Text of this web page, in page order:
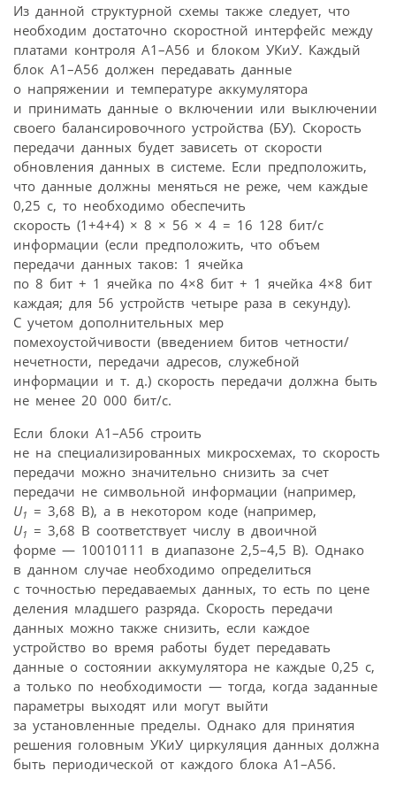
Из данной структурной схемы также следует, что
необходим достаточно скоростной интерфейс между
платами контроля А1–А56 и блоком УКиУ. Каждый
блок А1–А56 должен передавать данные
о напряжении и температуре аккумулятора
и принимать данные о включении или выключении
своего балансировочного устройства (БУ). Скорость
передачи данных будет зависеть от скорости
обновления данных в системе. Если предположить,
что данные должны меняться не реже, чем каждые
0,25 с, то необходимо обеспечить
скорость (1+4+4) × 8 × 56 × 4 = 16 128 бит/с
информации (если предположить, что объем
передачи данных таков: 1 ячейка
по 8 бит + 1 ячейка по 4×8 бит + 1 ячейка 4×8 бит
каждая; для 56 устройств четыре раза в секунду).
С учетом дополнительных мер
помехоустойчивости (введением битов четности/
нечетности, передачи адресов, служебной
информации и т. д.) скорость передачи должна быть
не менее 20 000 бит/с.
Если блоки А1–А56 строить
не на специализированных микросхемах, то скорость
передачи можно значительно снизить за счет
передачи не символьной информации (например,
U1 = 3,68 В), а в некотором коде (например,
U1 = 3,68 В соответствует числу в двоичной
форме — 10010111 в диапазоне 2,5–4,5 В). Однако
в данном случае необходимо определиться
с точностью передаваемых данных, то есть по цене
деления младшего разряда. Скорость передачи
данных можно также снизить, если каждое
устройство во время работы будет передавать
данные о состоянии аккумулятора не каждые 0,25 с,
а только по необходимости — тогда, когда заданные
параметры выходят или могут выйти
за установленные пределы. Однако для принятия
решения головным УКиУ циркуляция данных должна
быть периодической от каждого блока А1–А56.